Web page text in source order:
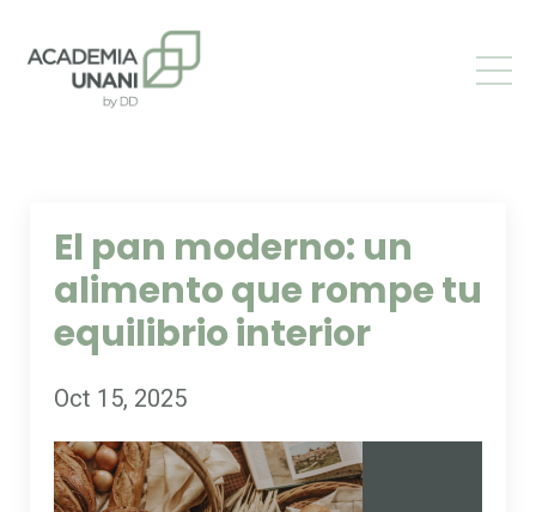
El pan moderno: un
alimento que rompe tu
equilibrio interior
Oct 15, 2025